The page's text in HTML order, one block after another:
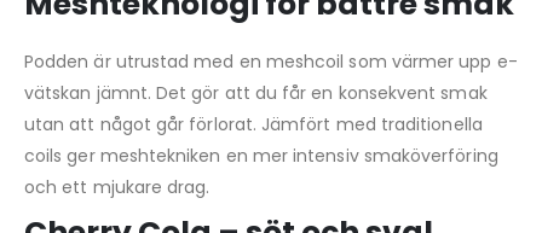
Podden är utrustad med en meshcoil som värmer upp e-
vätskan jämnt. Det gör att du får en konsekvent smak
utan att något går förlorat. Jämfört med traditionella
coils ger meshtekniken en mer intensiv smaköverföring
och ett mjukare drag.